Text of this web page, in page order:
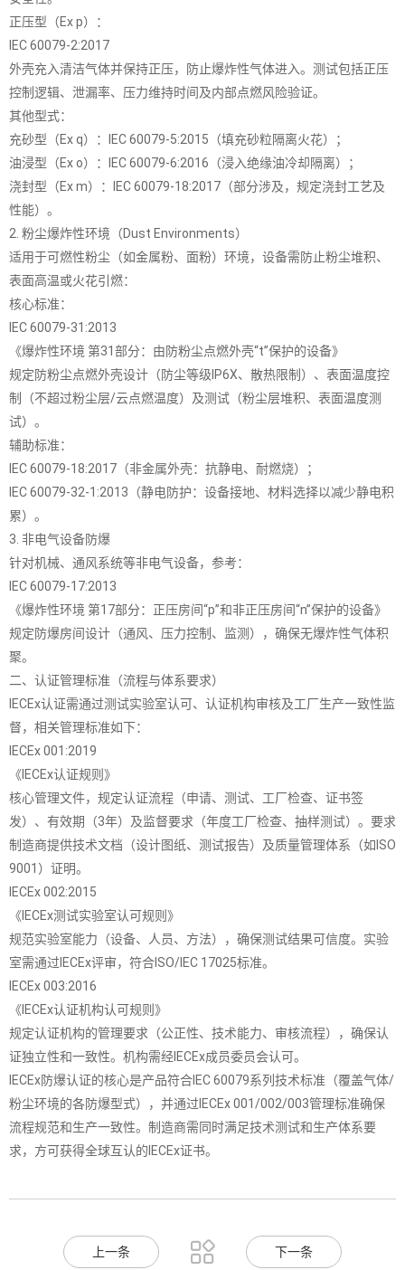
正压型（Ex p）：
IEC 60079-2:2017
外壳充入清洁气体并保持正压，防止爆炸性气体进入。测试包括正压
控制逻辑、泄漏率、压力维持时间及内部点燃风险验证。
其他型式：
充砂型（Ex q）：IEC 60079-5:2015（填充砂粒隔离火花）；
油浸型（Ex o）：IEC 60079-6:2016（浸入绝缘油冷却隔离）；
浇封型（Ex m）：IEC 60079-18:2017（部分涉及，规定浇封工艺及
性能）。
2. 粉尘爆炸性环境（Dust Environments）
适用于可燃性粉尘（如金属粉、面粉）环境，设备需防止粉尘堆积、
表面高温或火花引燃：
核心标准：
IEC 60079-31:2013
《爆炸性环境 第31部分：由防粉尘点燃外壳“t”保护的设备》
规定防粉尘点燃外壳设计（防尘等级IP6X、散热限制）、表面温度控
制（不超过粉尘层/云点燃温度）及测试（粉尘层堆积、表面温度测
试）。
辅助标准：
IEC 60079-18:2017（非金属外壳：抗静电、耐燃烧）；
IEC 60079-32-1:2013（静电防护：设备接地、材料选择以减少静电积
累）。
3. 非电气设备防爆
针对机械、通风系统等非电气设备，参考：
IEC 60079-17:2013
《爆炸性环境 第17部分：正压房间“p”和非正压房间“n”保护的设备》
规定防爆房间设计（通风、压力控制、监测），确保无爆炸性气体积
聚。
二、认证管理标准（流程与体系要求）
IECEx认证需通过测试实验室认可、认证机构审核及工厂生产一致性监
督，相关管理标准如下：
IECEx 001:2019
《IECEx认证规则》
核心管理文件，规定认证流程（申请、测试、工厂检查、证书签
发）、有效期（3年）及监督要求（年度工厂检查、抽样测试）。要求
制造商提供技术文档（设计图纸、测试报告）及质量管理体系（如ISO
9001）证明。
IECEx 002:2015
《IECEx测试实验室认可规则》
规范实验室能力（设备、人员、方法），确保测试结果可信度。实验
室需通过IECEx评审，符合ISO/IEC 17025标准。
IECEx 003:2016
《IECEx认证机构认可规则》
规定认证机构的管理要求（公正性、技术能力、审核流程），确保认
证独立性和一致性。机构需经IECEx成员委员会认可。
IECEx防爆认证的核心是产品符合IEC 60079系列技术标准（覆盖气体/
粉尘环境的各防爆型式），并通过IECEx 001/002/003管理标准确保
流程规范和生产一致性。制造商需同时满足技术测试和生产体系要
求，方可获得全球互认的IECEx证书。
上一条  下一条